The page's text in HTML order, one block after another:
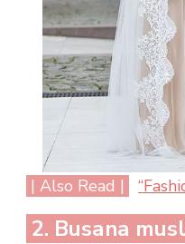
| Also Read |
2. Busana